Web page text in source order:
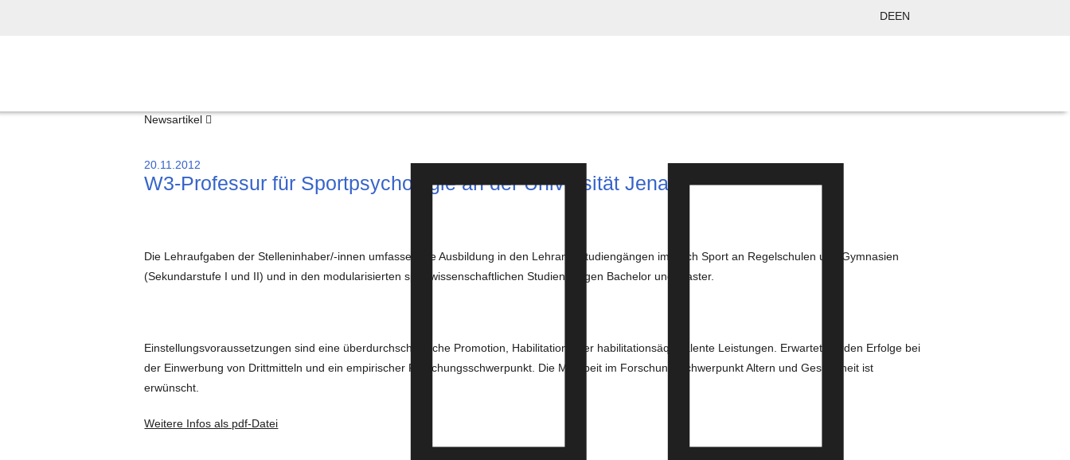
DEEN
Newsartikel
20.11.2012
W3-Professur für Sportpsychologie an der Universität Jena
Die Lehraufgaben der Stelleninhaber/-innen umfassen die Ausbildung in den Lehramtsstudiengängen im Fach Sport an Regelschulen und Gymnasien
(Sekundarstufe I und II) und in den modularisierten sportwissenschaftlichen Studiengängen Bachelor und Master.
Einstellungsvoraussetzungen sind eine überdurchschnittliche Promotion, Habilitation oder habilitationsäquivalente Leistungen. Erwartet werden Erfolge bei
der Einwerbung von Drittmitteln und ein empirischer Forschungsschwerpunkt. Die Mitarbeit im Forschungsschwerpunkt Altern und Gesundheit ist
erwünscht.
Weitere Infos als pdf-Datei